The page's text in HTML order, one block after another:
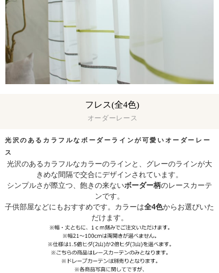
光沢のあるカラフルなボーダーラインが可愛いオーダーレー
ス
オーダーレース
フレス(全4色)
光沢のあるカラフルなカラーのラインと、グレーのラインが大
きめな間隔で交合にデザインされています。
シンプルさが際立つ、飽きの来ないボーダー柄のレースカーテ
ンです。
子供部屋などにもおすすめです。カラーは全4色からお選びいた
だけます。